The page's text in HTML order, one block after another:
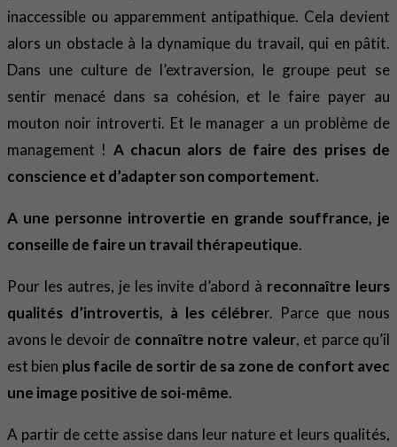
inaccessible ou apparemment antipathique. Cela devient
alors un obstacle à la dynamique du travail, qui en pâtit.
Dans une culture de l’extraversion, le groupe peut se
sentir menacé dans sa cohésion, et le faire payer au
mouton noir introverti. Et le manager a un problème de
management ! A chacun alors de faire des prises de
conscience et d’adapter son comportement.
A une personne introvertie en grande souffrance, je
conseille de faire un travail thérapeutique.
Pour les autres, je les invite d’abord à reconnaître leurs
qualités d’introvertis, à les célébrer. Parce que nous
avons le devoir de connaître notre valeur, et parce qu’il
est bien plus facile de sortir de sa zone de confort avec
une image positive de soi-même.
A partir de cette assise dans leur nature et leurs qualités,